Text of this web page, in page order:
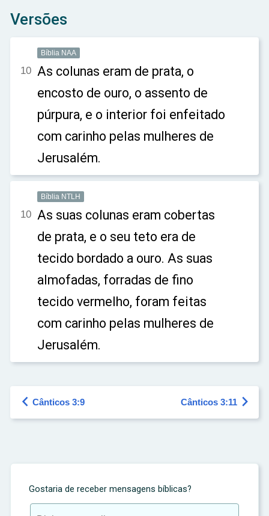
Versões
Bíblia NAA
10 As colunas eram de prata, o
encosto de ouro, o assento de
púrpura, e o interior foi enfeitado
com carinho pelas mulheres de
Jerusalém.
Bíblia NTLH
10 As suas colunas eram cobertas
de prata, e o seu teto era de
tecido bordado a ouro. As suas
almofadas, forradas de fino
tecido vermelho, foram feitas
com carinho pelas mulheres de
Jerusalém.
 Cânticos 3:9 Cânticos 3:11 
Gostaria de receber mensagens bíblicas?